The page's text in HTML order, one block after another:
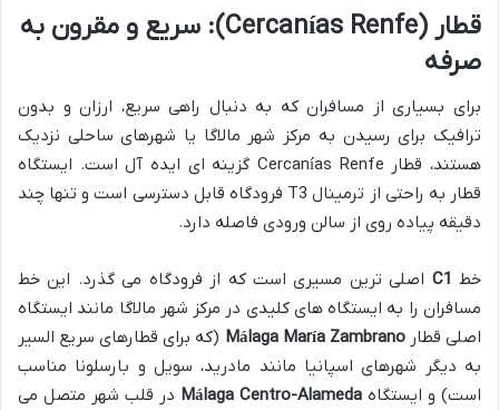
قطار (Cercanías Renfe): سریع و مقرون به
صرفه
برای بسیاری از مسافران که به دنبال راهی سریع، ارزان و بدون
ترافیک برای رسیدن به مرکز شهر مالاگا یا شهرهای ساحلی نزدیک
هستند، قطار Cercanías Renfe گزینه ای ایده آل است. ایستگاه
قطار به راحتی از ترمینال T3 فرودگاه قابل دسترسی است و تنها چند
دقیقه پیاده روی از سالن ورودی فاصله دارد.
خط C1 اصلی ترین مسیری است که از فرودگاه می گذرد. این خط
مسافران را به ایستگاه های کلیدی در مرکز شهر مالاگا مانند ایستگاه
اصلی قطارMálaga María Zambrano (که برای قطارهای سریع السیر
به دیگر شهرهای اسپانیا مانند مادرید، سویل و بارسلونا مناسب
است) و ایستگاه Málaga Centro-Alameda در قلب شهر متصل می